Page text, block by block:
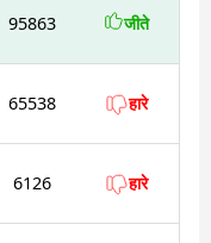
95863 जीते
65538 हारे
6126 हारे